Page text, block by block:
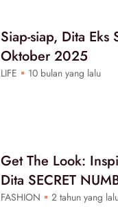
Siap-siap, Dita Eks
Oktober 2025
LIFE 10 bulan yang lalu
Get The Look:
Dita SECRET
FASHION 2 tahun yang